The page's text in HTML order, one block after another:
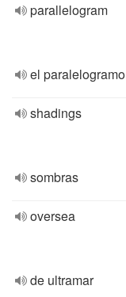
parallelogram
el paralelogramo
shadings
sombras
oversea
de ultramar